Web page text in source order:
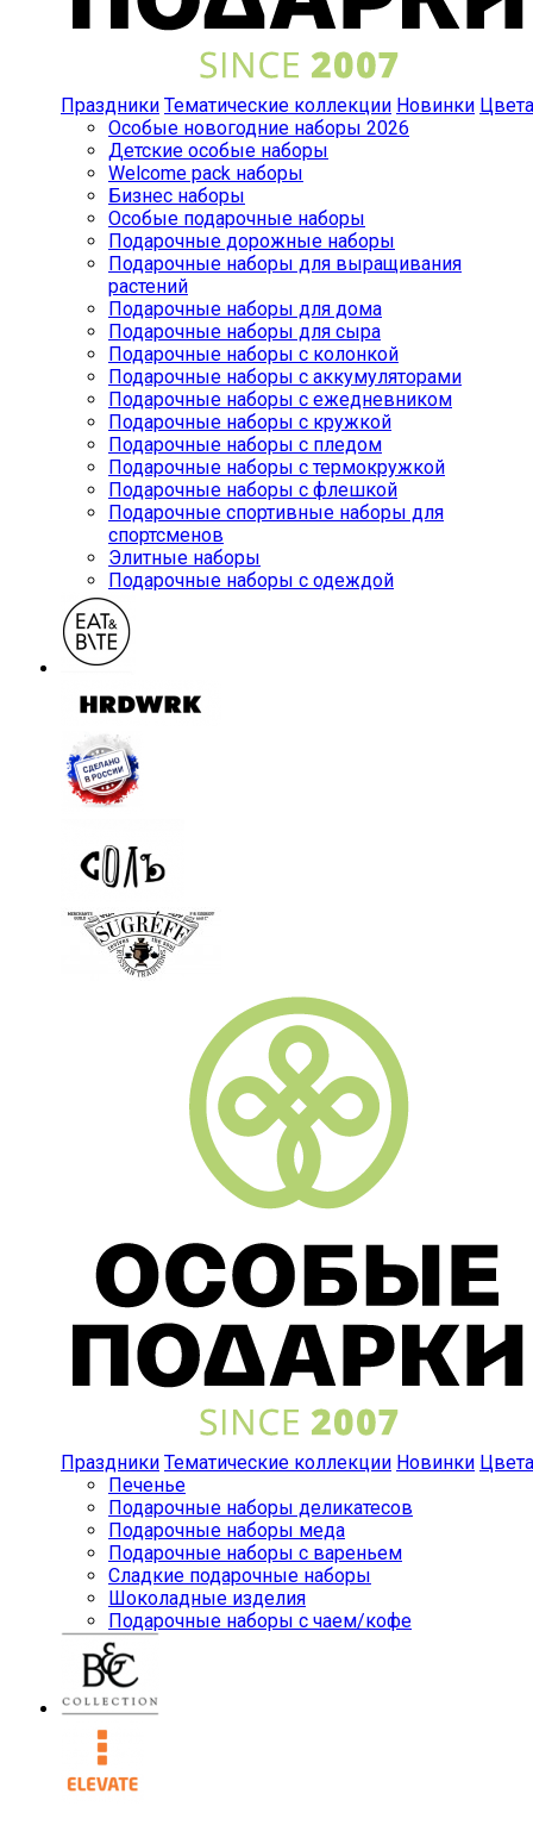
Праздники Тематические коллекции Новинки Цвета
Особые новогодние наборы 2026
Детские особые наборы
Welcome pack наборы
Бизнес наборы
Особые подарочные наборы
Подарочные дорожные наборы
Подарочные наборы для выращивания
растений
Подарочные наборы для дома
Подарочные наборы для сыра
Подарочные наборы с колонкой
Подарочные наборы с аккумуляторами
Подарочные наборы с ежедневником
Подарочные наборы с кружкой
Подарочные наборы с пледом
Подарочные наборы с термокружкой
Подарочные наборы с флешкой
Подарочные спортивные наборы для
спортсменов
Элитные наборы
Подарочные наборы с одеждой
Праздники Тематические коллекции Новинки Цвета
Печенье
Подарочные наборы деликатесов
Подарочные наборы меда
Подарочные наборы с вареньем
Сладкие подарочные наборы
Шоколадные изделия
Подарочные наборы с чаем/кофе